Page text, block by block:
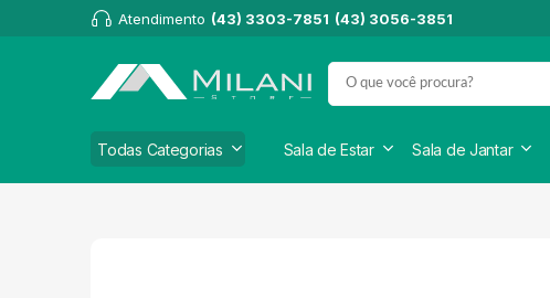
Atendimento (43) 3303-7851 (43) 3056-3851
Todas Categorias Sala de Estar Sala de Jantar